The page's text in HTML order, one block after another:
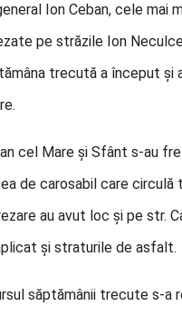
Ion Ceban, cele mai
pe străzile Ion
trecută a început și
cel Mare și Sfânt s-au
de carosabil care circulă
au avut loc și pe str.
și straturile de asfalt.
săptămânii trecute s-a